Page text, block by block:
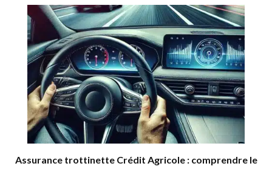
Assurance trottinette Crédit Agricole : comprendre le